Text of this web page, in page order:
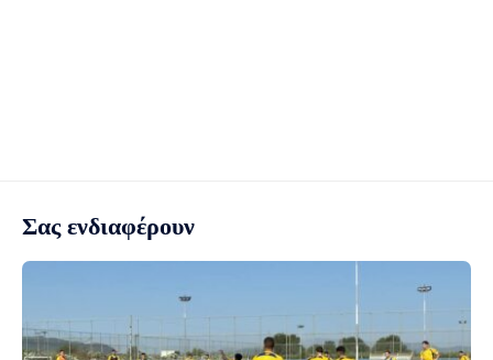
Σας ενδιαφέρουν